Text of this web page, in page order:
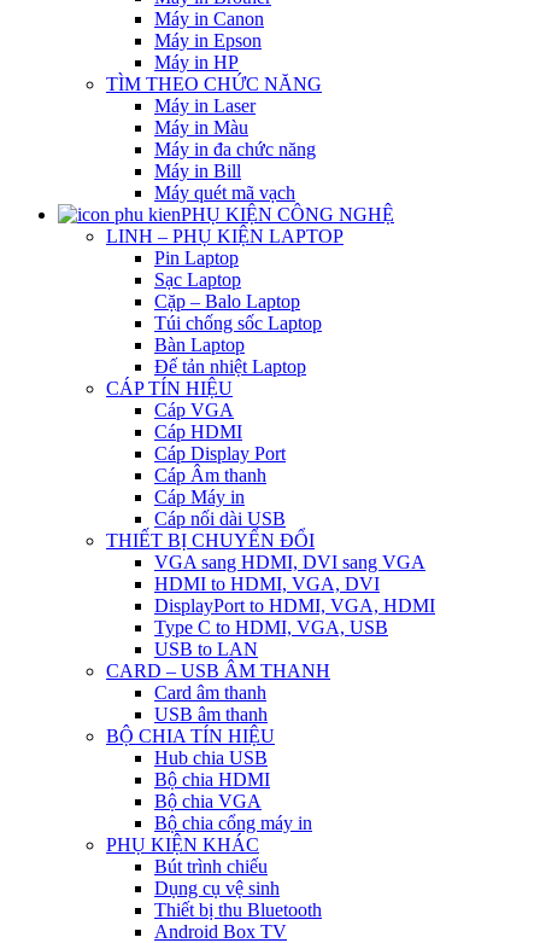
Máy in Canon
Máy in Epson
Máy in HP
TÌM THEO CHỨC NĂNG
Máy in Laser
Máy in Màu
Máy in đa chức năng
Máy in Bill
Máy quét mã vạch
PHỤ KIỆN CÔNG NGHỆ
LINH – PHỤ KIỆN LAPTOP
Pin Laptop
Sạc Laptop
Cặp – Balo Laptop
Túi chống sốc Laptop
Bàn Laptop
Đế tản nhiệt Laptop
CÁP TÍN HIỆU
Cáp VGA
Cáp HDMI
Cáp Display Port
Cáp Âm thanh
Cáp Máy in
Cáp nối dài USB
THIẾT BỊ CHUYỂN ĐỔI
VGA sang HDMI, DVI sang VGA
HDMI to HDMI, VGA, DVI
DisplayPort to HDMI, VGA, HDMI
Type C to HDMI, VGA, USB
USB to LAN
CARD – USB ÂM THANH
Card âm thanh
USB âm thanh
BỘ CHIA TÍN HIỆU
Hub chia USB
Bộ chia HDMI
Bộ chia VGA
Bộ chia cổng máy in
PHỤ KIỆN KHÁC
Bút trình chiếu
Dụng cụ vệ sinh
Thiết bị thu Bluetooth
Android Box TV